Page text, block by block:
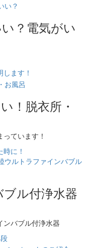
？電気がい
ます！
！脱衣所・
ています！
に！
ル付浄水器
ンバブル付浄水器